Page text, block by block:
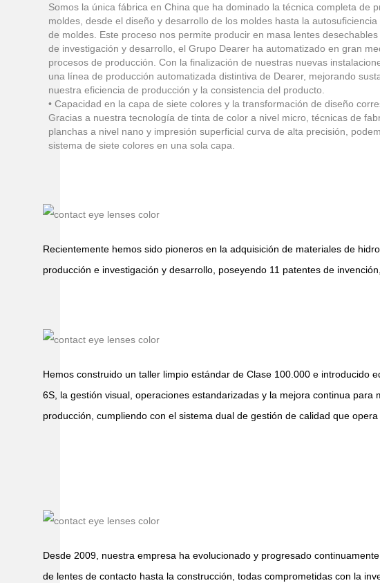
Somos la única fábrica en China que ha dominado la técnica completa de
moldes, desde el diseño y desarrollo de los moldes hasta la
de moldes. Este proceso nos permite producir en masa lentes
de investigación y desarrollo, el Grupo Dearer ha automatizado en gran
procesos de producción. Con la finalización de nuestras nuevas
una línea de producción automatizada distintiva de Dearer, mejorando
nuestra eficiencia de producción y la consistencia del producto.
• Capacidad en la capa de siete colores y la transformación de diseño
Gracias a nuestra tecnología de tinta de color a nivel micro, técnicas de
planchas a nivel nano y impresión superficial curva de alta precisión,
sistema de siete colores en una sola capa.
Recientemente hemos sido pioneros en la adquisición de materiales de
producción e investigación y desarrollo, poseyendo 11 patentes de
Hemos construido un taller limpio estándar de Clase 100.000 e introducido
6S, la gestión visual, operaciones estandarizadas y la mejora continua
producción, cumpliendo con el sistema dual de gestión de calidad que
Desde 2009, nuestra empresa ha evolucionado y progresado
de lentes de contacto hasta la construcción, todas comprometidas con la